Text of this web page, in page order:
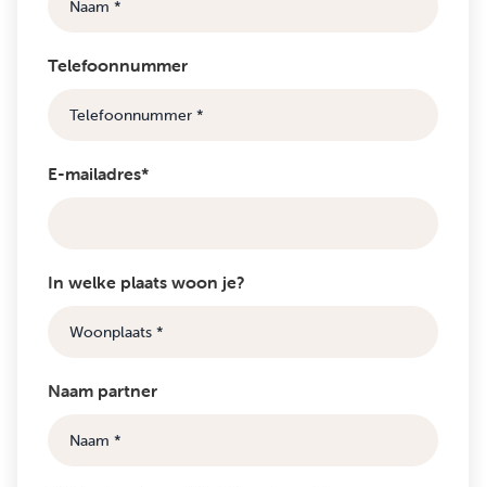
Telefoonnummer
E-mailadres*
In welke plaats woon je?
Naam partner